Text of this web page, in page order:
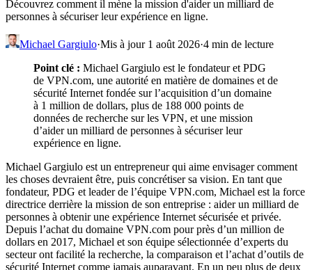
Découvrez comment il mène la mission d'aider un milliard de
personnes à sécuriser leur expérience en ligne.
Michael Gargiulo·Mis à jour 1 août 2026·4 min de lecture
Point clé : Michael Gargiulo est le fondateur et PDG
de VPN.com, une autorité en matière de domaines et de
sécurité Internet fondée sur l’acquisition d’un domaine
à 1 million de dollars, plus de 188 000 points de
données de recherche sur les VPN, et une mission
d’aider un milliard de personnes à sécuriser leur
expérience en ligne.
Michael Gargiulo est un entrepreneur qui aime envisager comment
les choses devraient être, puis concrétiser sa vision. En tant que
fondateur, PDG et leader de l’équipe VPN.com, Michael est la force
directrice derrière la mission de son entreprise : aider un milliard de
personnes à obtenir une expérience Internet sécurisée et privée.
Depuis l’achat du domaine VPN.com pour près d’un million de
dollars en 2017, Michael et son équipe sélectionnée d’experts du
secteur ont facilité la recherche, la comparaison et l’achat d’outils de
sécurité Internet comme jamais auparavant. En un peu plus de deux